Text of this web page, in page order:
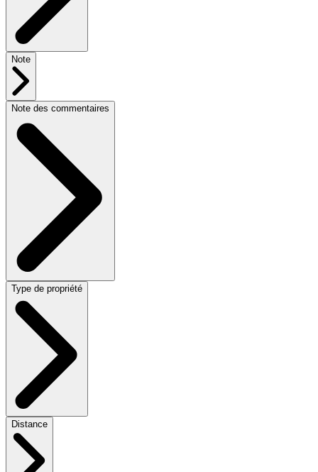
Note
Note des commentaires
Type de propriété
Distance